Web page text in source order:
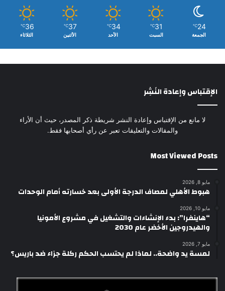
24
℃
الجمعة
31
℃
السبت
34
℃
الأحد
37
℃
الأثنين
36
℃
الثلاثاء
الإقتباس وإعادة النَشِر
لا مانع من الإقتباس وإعادة النشر شريطة ذكر المصدر، حيث أن الأراء
والمقالات والتعليقات تعبر عن رأي أصحابها فقط.
Most Viewed Posts
مايو 8, 2026
هبوط الأهلي لمصاف الدرجة الأولى بعد خسارته أمام الوحدات
مايو 10, 2026
“هاينفرا”: بدء الإنشاءات والتشغيل في مشروع الأمونيا
والهيدروجين الأخضر عام 2030
مايو 7, 2026
لمسة يد واضحة.. لماذا لم يحتسب الحكم ركلة جزاء ضد باريس؟